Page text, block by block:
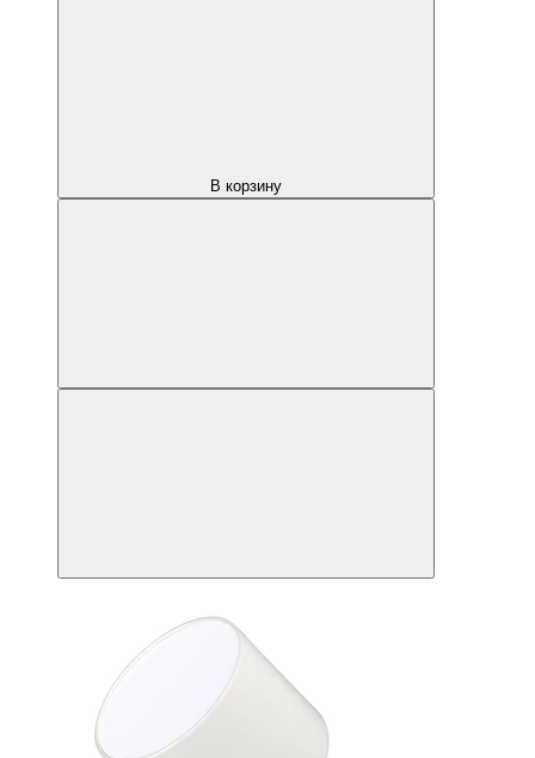
В корзину